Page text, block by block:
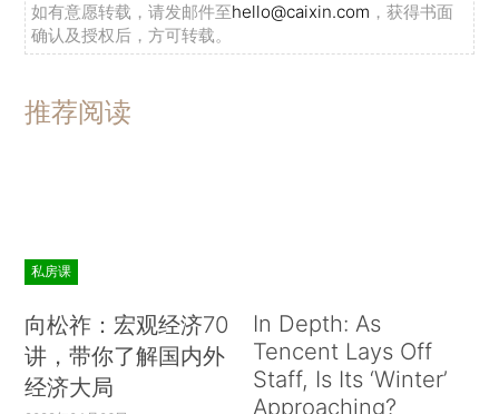
如有意愿转载，请发邮件至hello@caixin.com ，获得书面
确认及授权后，方可转载。
推荐阅读
私房课
向松祚：宏观经济70
讲，带你了解国内外
经济大局
In Depth: As
Tencent Lays Off
Staff, Is Its ‘Winter’
Approaching?